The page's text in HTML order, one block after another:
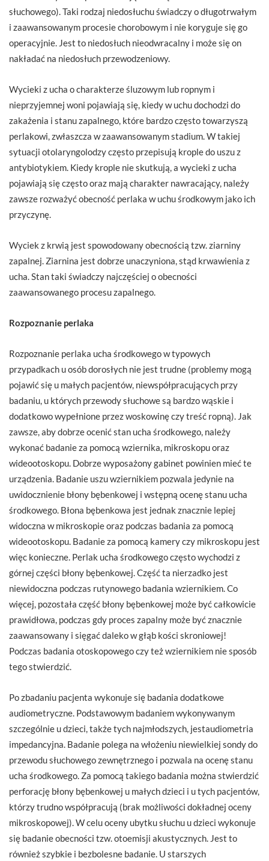
słuchowego). Taki rodzaj niedosłuchu świadczy o długotrwałym
i zaawansowanym procesie chorobowym i nie koryguje się go
operacyjnie. Jest to niedosłuch nieodwracalny i może się on
nakładać na niedosłuch przewodzeniowy.
Wycieki z ucha o charakterze śluzowym lub ropnym i
nieprzyjemnej woni pojawiają się, kiedy w uchu dochodzi do
zakażenia i stanu zapalnego, które bardzo często towarzyszą
perlakowi, zwłaszcza w zaawansowanym stadium. W takiej
sytuacji otolaryngolodzy często przepisują krople do uszu z
antybiotykiem. Kiedy krople nie skutkują, a wycieki z ucha
pojawiają się często oraz mają charakter nawracający, należy
zawsze rozważyć obecność perlaka w uchu środkowym jako ich
przyczynę.
Wyciek z krwią jest spowodowany obecnością tzw. ziarniny
zapalnej. Ziarnina jest dobrze unaczyniona, stąd krwawienia z
ucha. Stan taki świadczy najczęściej o obecności
zaawansowanego procesu zapalnego.
Rozpoznanie perlaka
Rozpoznanie perlaka ucha środkowego w typowych
przypadkach u osób dorosłych nie jest trudne (problemy mogą
pojawić się u małych pacjentów, niewspółpracujących przy
badaniu, u których przewody słuchowe są bardzo wąskie i
dodatkowo wypełnione przez woskowinę czy treść ropną). Jak
zawsze, aby dobrze ocenić stan ucha środkowego, należy
wykonać badanie za pomocą wziernika, mikroskopu oraz
wideootoskopu. Dobrze wyposażony gabinet powinien mieć te
urządzenia. Badanie uszu wziernikiem pozwala jedynie na
uwidocznienie błony bębenkowej i wstępną ocenę stanu ucha
środkowego. Błona bębenkowa jest jednak znacznie lepiej
widoczna w mikroskopie oraz podczas badania za pomocą
wideootoskopu. Badanie za pomocą kamery czy mikroskopu jest
więc konieczne. Perlak ucha środkowego często wychodzi z
górnej części błony bębenkowej. Część ta nierzadko jest
niewidoczna podczas rutynowego badania wziernikiem. Co
więcej, pozostała część błony bębenkowej może być całkowicie
prawidłowa, podczas gdy proces zapalny może być znacznie
zaawansowany i sięgać daleko w głąb kości skroniowej!
Podczas badania otoskopowego czy też wziernikiem nie sposób
tego stwierdzić.
Po zbadaniu pacjenta wykonuje się badania dodatkowe
audiometryczne. Podstawowym badaniem wykonywanym
szczególnie u dzieci, także tych najmłodszych, jestaudiometria
impedancyjna. Badanie polega na włożeniu niewielkiej sondy do
przewodu słuchowego zewnętrznego i pozwala na ocenę stanu
ucha środkowego. Za pomocą takiego badania można stwierdzić
perforację błony bębenkowej u małych dzieci i u tych pacjentów,
którzy trudno współpracują (brak możliwości dokładnej oceny
mikroskopowej). W celu oceny ubytku słuchu u dzieci wykonuje
się badanie obecności tzw. otoemisji akustycznych. Jest to
również szybkie i bezbolesne badanie. U starszych